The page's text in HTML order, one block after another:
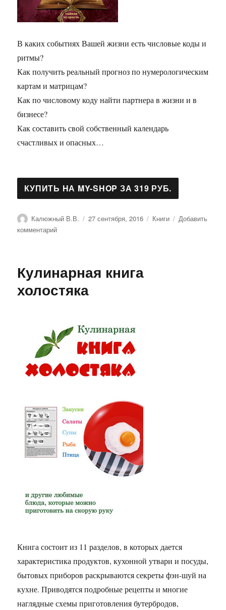
В каких событиях Вашей жизни есть числовые коды и
ритмы?
Как получить реальный прогноз по нумерологическим
картам и матрицам?
Как по числовому коду найти партнера в жизни и в
бизнесе?
Как составить свой собственный календарь
счастливых и опасных…
Автор
Калюжный В.В. Опубликовано
27 сентября, 2016 Рубрики
Книги
Добавить
комментарийк
нумерологии
Кулинарная книга
холостяка
Книга состоит из 11 разделов, в которых дается
характеристика продуктов, кухонной утвари и посуды,
бытовых приборов раскрываются секреты фэн-шуй на
кухне. Приводятся подробные рецепты и многие
наглядные схемы приготовления бутербродов,